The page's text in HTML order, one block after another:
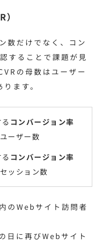
数だけでなく、コン
することで課題が見
の母数はユーザー
ます。
コンバージョン率
ーザー数
コンバージョン率
ッション数
のWebサイト訪問者
日に再びWebサイト